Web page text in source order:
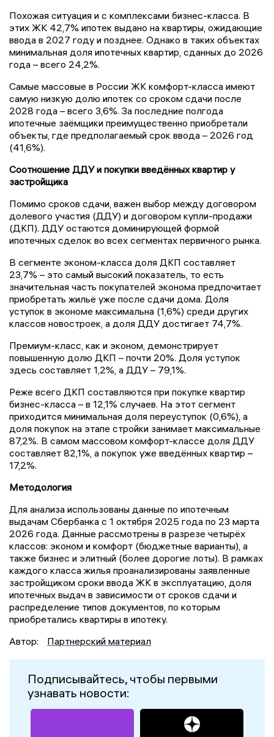
Похожая ситуация и с комплексами бизнес-класса. В
этих ЖК 42,7% ипотек выдано на квартиры, ожидающие
ввода в 2027 году и позднее. Однако в таких объектах
минимальная доля ипотечных квартир, сданных до 2026
года – всего 24,2%.
Самые массовые в России ЖК комфорт-класса имеют
самую низкую долю ипотек со сроком сдачи после
2028 года – всего 3,6%. За последние полгода
ипотечные заёмщики преимущественно приобретали
объекты, где предполагаемый срок ввода – 2026 год
(41,6%).
Соотношение ДДУ и покупки введённых квартир у
застройщика
Помимо сроков сдачи, важен выбор между договором
долевого участия (ДДУ) и договором купли-продажи
(ДКП). ДДУ остаются доминирующей формой
ипотечных сделок во всех сегментах первичного рынка.
В сегменте эконом-класса доля ДКП составляет
23,7% – это самый высокий показатель, то есть
значительная часть покупателей эконома предпочитает
приобретать жильё уже после сдачи дома. Доля
уступок в экономе максимальна (1,6%) среди других
классов новостроек, а доля ДДУ достигает 74,7%.
Премиум-класс, как и эконом, демонстрирует
повышенную долю ДКП – почти 20%. Доля уступок
здесь составляет 1,2%, а ДДУ – 79,1%.
Реже всего ДКП составляются при покупке квартир
бизнес-класса – в 12,1% случаев. На этот сегмент
приходится минимальная доля переуступок (0,6%), а
доля покупок на этапе стройки занимает максимальные
87,2%. В самом массовом комфорт-классе доля ДДУ
составляет 82,1%, а покупок уже введённых квартир –
17,2%.
Методология
Для анализа использованы данные по ипотечным
выдачам Сбербанка с 1 октября 2025 года по 23 марта
2026 года. Данные рассмотрены в разрезе четырёх
классов: эконом и комфорт (бюджетные варианты), а
также бизнес и элитный (более дорогие лоты). В рамках
каждого класса жилья проанализированы заявленные
застройщиком сроки ввода ЖК в эксплуатацию, доля
ипотечных выдач в зависимости от сроков сдачи и
распределение типов документов, по которым
приобретались квартиры в ипотеку.
Автор:
Партнерский материал
Подписывайтесь, чтобы первыми
узнавать новости: